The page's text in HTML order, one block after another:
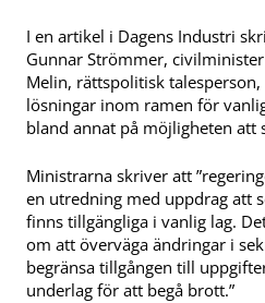
I en artikel i Dagens Industri
Gunnar Strömmer,
Melin, rättspolitisk
lösningar inom ramen för
bland annat på möjligheten att
Ministrarna skriver att
en utredning med uppdrag att
finns tillgängliga i vanlig lag.
om att överväga ändringar i
begränsa tillgången till
underlag för att begå brott.”